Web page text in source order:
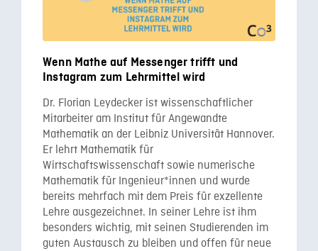
Wenn Mathe auf Messenger trifft und
Instagram zum Lehrmittel wird
Dr. Florian Leydecker ist wissenschaftlicher
Mitarbeiter am Institut für Angewandte
Mathematik an der Leibniz Universität Hannover.
Er lehrt Mathematik für
Wirtschaftswissenschaft sowie numerische
Mathematik für Ingenieur*innen und wurde
bereits mehrfach mit dem Preis für exzellente
Lehre ausgezeichnet. In seiner Lehre ist ihm
besonders wichtig, mit seinen Studierenden im
guten Austausch zu bleiben und offen für neue